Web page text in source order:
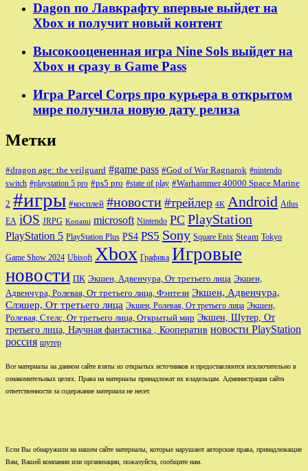
Dagon по Лавкрафту впервые выйдет на
Xbox и получит новый контент
Высокооцененная игра Nine Sols выйдет на
Xbox и сразу в Game Pass
Игра Parcel Corps про курьера в открытом
мире получила новую дату релиза
Метки
#dragon age: the veilguard #game pass #God of War Ragnarok #nintendo
switch #playstation 5 pro #ps5 pro #state of play #Warhammer 40000 Space Marine
2 #игры #косплей #новости #трейлер 4K Android Atlus
EA iOS JRPG Konami microsoft Nintendo PC PlayStation
PlayStation 5 PlayStation Plus PS4 PS5 Sony Square Enix Steam Tokyo
Game Show 2024 Ubisoft Xbox Графика Игровые
новости ПК Экшен, Адвенчура, От третьего лица Экшен,
Адвенчура, Ролевая, От третьего лица, Фэнтези Экшен, Адвенчура,
Слэшер, От третьего лица Экшен, Ролевая, От третьего лица Экшен,
Ролевая, Стелс, От третьего лица, Открытый мир Экшен, Шутер, От
третьего лица, Научная фантастика , Кооператив новости PlayStation
россия шутер
Все материалы на данном сайте взяты из открытых источников и предоставляются исключительно в
ознакомительных целях. Права на материалы принадлежат их владельцам. Администрация сайта
ответственности за содержание материала не несет.
Если Вы обнаружили на нашем сайте материалы, которые нарушают авторские права, принадлежащие
Вам, Вашей компании или организации, пожалуйста, сообщите нам.